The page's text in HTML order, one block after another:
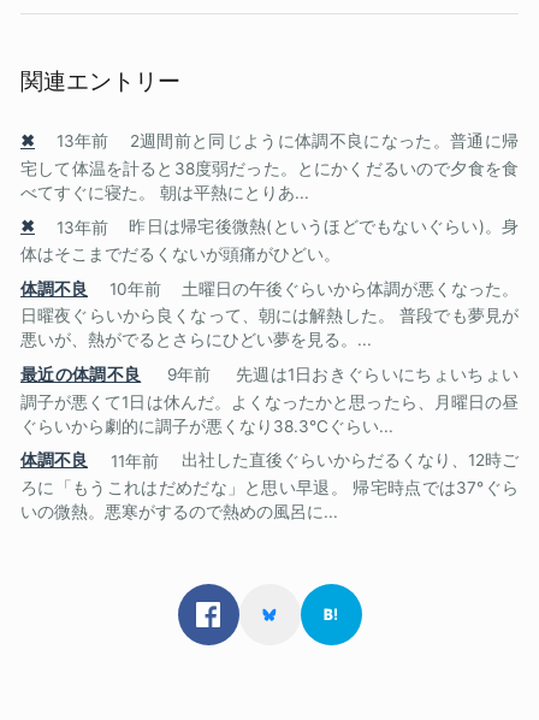
関連エントリー
✖ 13年前
2週間前と同じように体調不良になった。普通に帰
宅して体温を計ると38度弱だった。とにかくだるいので夕食を食
べてすぐに寝た。 朝は平熱にとりあ...
✖
13年前
昨日は帰宅後微熱(というほどでもないぐらい)。身
体はそこまでだるくないが頭痛がひどい。
体調不良
10年前
土曜日の午後ぐらいから体調が悪くなった。
日曜夜ぐらいから良くなって、朝には解熱した。 普段でも夢見が
悪いが、熱がでるとさらにひどい夢を見る。...
最近の体調不良
9年前
先週は1日おきぐらいにちょいちょい
調子が悪くて1日は休んだ。よくなったかと思ったら、月曜日の昼
ぐらいから劇的に調子が悪くなり38.3℃ぐらい...
体調不良
11年前
出社した直後ぐらいからだるくなり、12時ご
ろに「もうこれはだめだな」と思い早退。 帰宅時点では37°ぐら
いの微熱。悪寒がするので熱めの風呂に...